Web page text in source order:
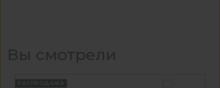
Вы смотрели
РАСПРОДАЖА